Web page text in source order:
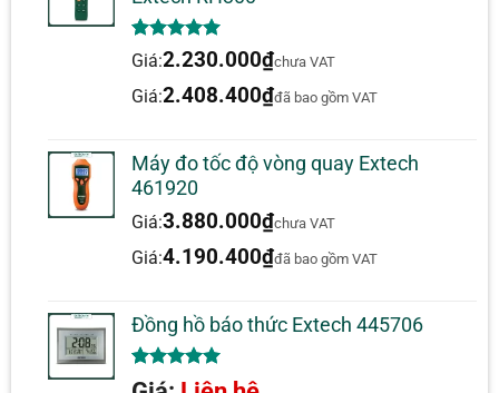
0.1°F/°C
nhận
Kích thước
94.4 × 48.9 × 31.2 mm
Trọng
lượng
90.7g
5.00trên 5
dựa trên
1
đánh giá
Giá:2.230.000₫chưa VAT
Giá:2.408.400₫đã bao gồm VAT
Máy đo tốc độ vòng quay Extech
461920
Giá:3.880.000₫chưa VAT
Giá:4.190.400₫đã bao gồm VAT
Đồng hồ báo thức Extech 445706
5.00trên 5
1